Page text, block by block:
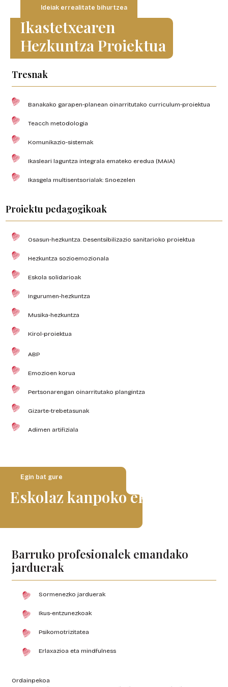
Ideiak errealitate bihurtzea
Ikastetxearen
Hezkuntza Proiektua
Tresnak
Banakako garapen-planean oinarritutako curriculum-proiektua
Teacch metodologia
Komunikazio-sistemak
Ikasleari laguntza integrala emateko eredua (MAIA)
Ikasgela multisentsorialak: Snoezelen
Proiektu pedagogikoak
Osasun-hezkuntza. Desentsibilizazio sanitarioko proiektua
Hezkuntza sozioemozionala
Eskola solidarioak
Ingurumen-hezkuntza
Musika-hezkuntza
Kirol-proiektua
ABP
Emozioen korua
Pertsonarengan oinarritutako plangintza
Gizarte-trebetasunak
Adimen artifiziala
Egin bat gure
Eskolaz kanpoko ekintzekin
Barruko profesionalek emandako
jarduerak
Sormenezko jarduerak
Ikus-entzunezkoak
Psikomotrizitatea
Erlaxazioa eta mindfulness
Ordainpekoa